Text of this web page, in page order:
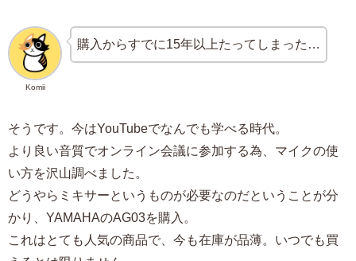
Komii
購入からすでに15年以上たってしまった…
そうです。今はYouTubeでなんでも学べる時代。
より良い音質でオンライン会議に参加する為、マイクの使
い方を沢山調べました。
どうやらミキサーというものが必要なのだということが分
かり、YAMAHAのAG03を購入。
これはとても人気の商品で、今も在庫が品薄。いつでも買